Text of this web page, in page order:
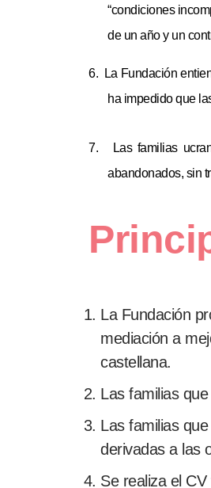
“condiciones
de un año y un
6.
La Fundación
ha impedido que
7.
Las familias
abandonados, sin
La Fundación
mediación a
castellana.
Las familias
Las familias
derivadas a las
Se realiza el